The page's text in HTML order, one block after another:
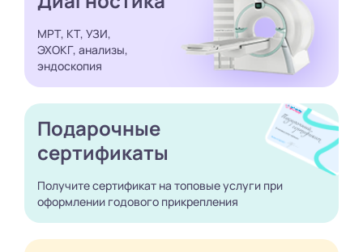
МРТ, КТ, УЗИ,
ЭХОКГ, анализы,
эндоскопия
Подарочные
сертификаты
Получите сертификат на топовые услуги при
оформлении годового прикрепления